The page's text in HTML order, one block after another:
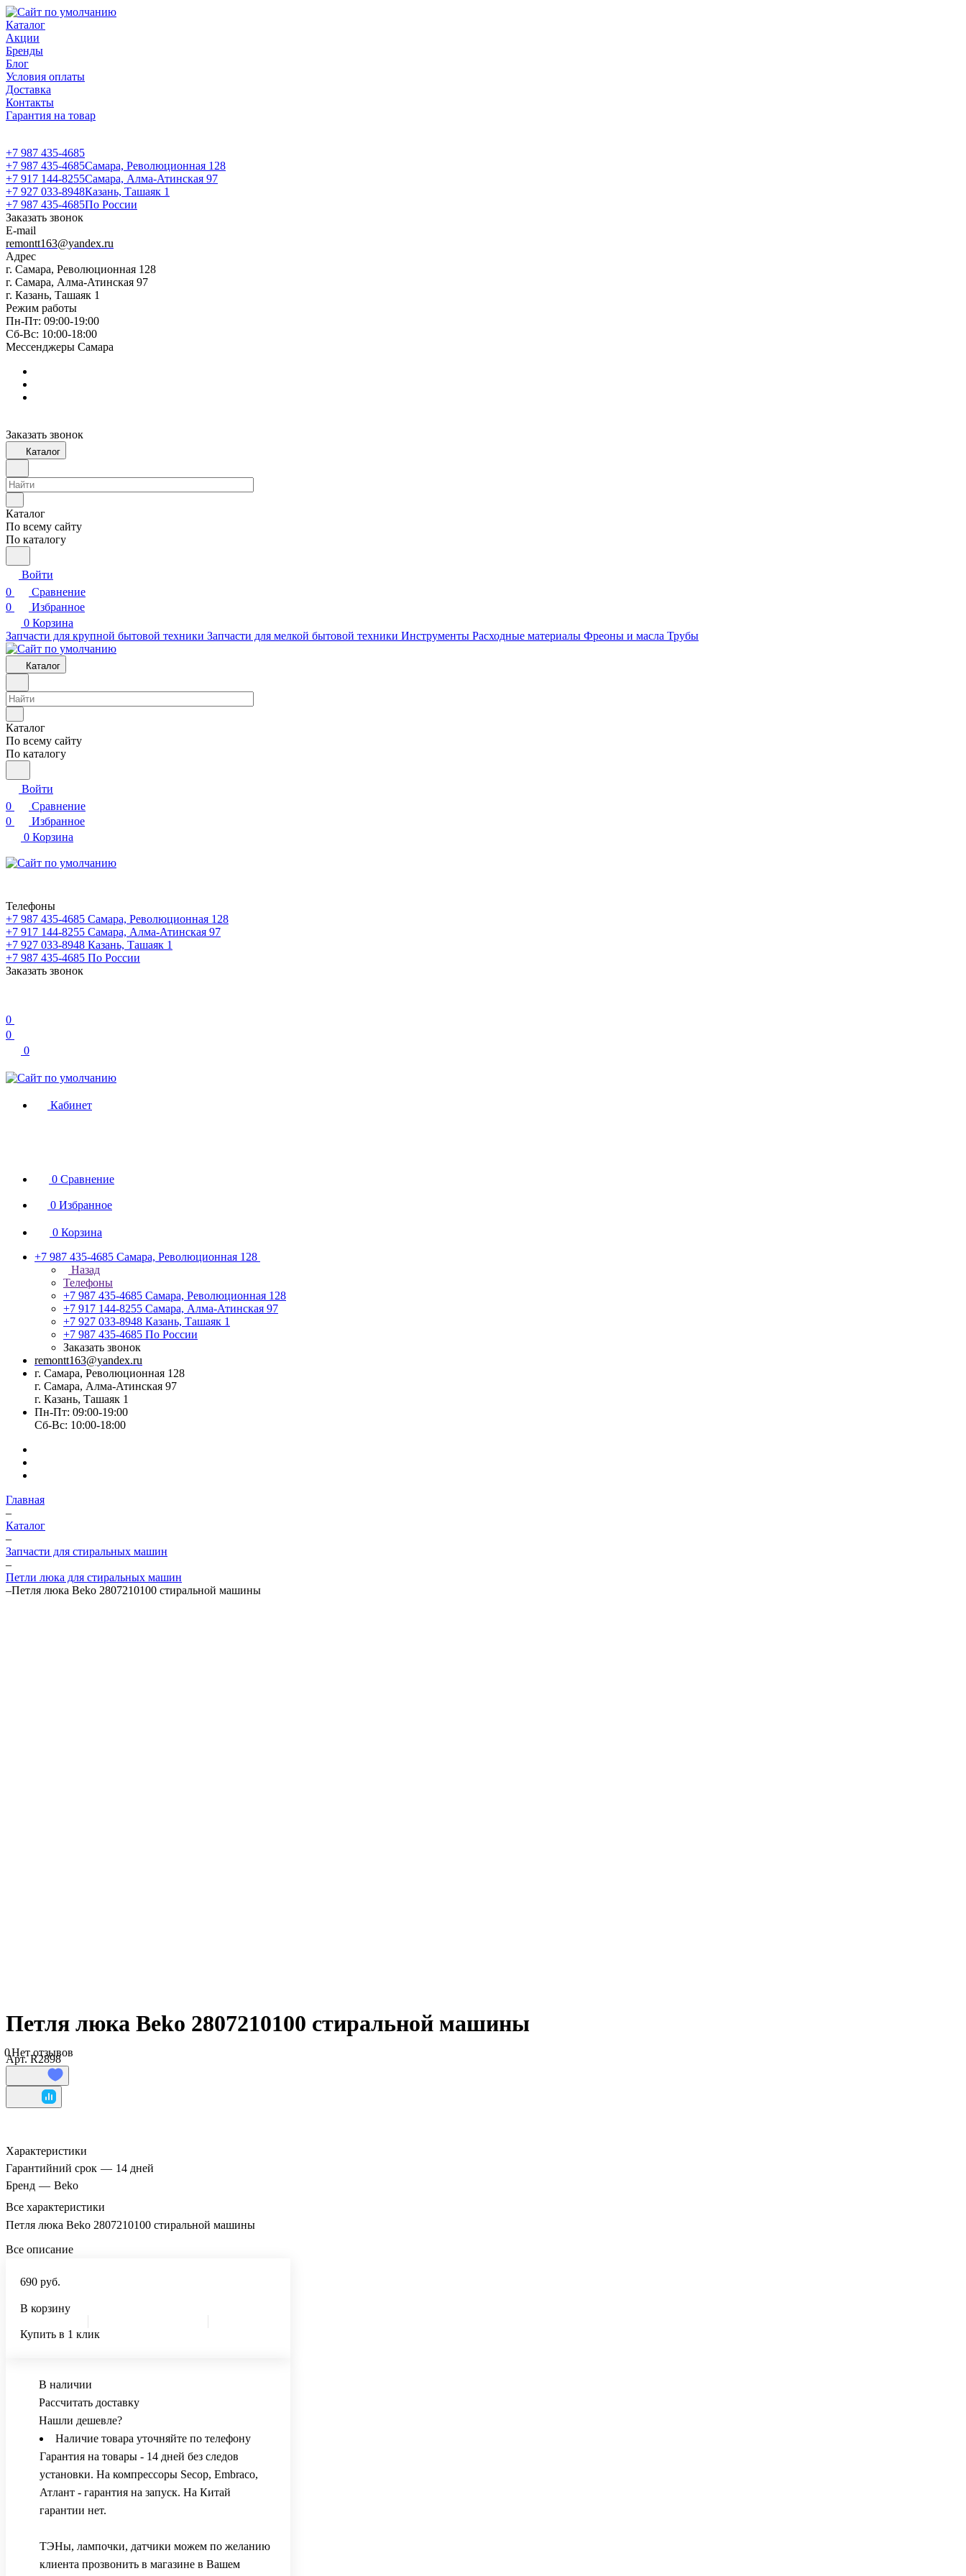
Каталог
Акции
Бренды
Блог
Условия оплаты
Доставка
Контакты
Гарантия на товар
+7 987 435-4685
+7 987 435-4685Самара, Революционная 128
+7 917 144-8255Самара, Алма-Атинская 97
+7 927 033-8948Казань, Ташаяк 1
+7 987 435-4685По России
Заказать звонок
E-mail
remontt163@yandex.ru
Адрес
г. Самара, Революционная 128
г. Самара, Алма-Атинская 97
г. Казань, Ташаяк 1
Режим работы
Пн-Пт: 09:00-19:00
Сб-Вс: 10:00-18:00
Мессенджеры Самара
Заказать звонок
Каталог
Каталог
По всему сайту
По каталогу
Войти
0
Сравнение
0
Избранное
0 Корзина
Запчасти для крупной бытовой техники Запчасти для мелкой бытовой техники Инструменты Расходные материалы Фреоны и масла Трубы
Каталог
Каталог
По всему сайту
По каталогу
Войти
0
Сравнение
0
Избранное
0 Корзина
Телефоны
+7 987 435-4685 Самара, Революционная 128
+7 917 144-8255 Самара, Алма-Атинская 97
+7 927 033-8948 Казань, Ташаяк 1
+7 987 435-4685 По России
Заказать звонок
0
0
0
Кабинет
0 Сравнение
0 Избранное
0 Корзина
+7 987 435-4685 Самара, Революционная 128
Назад
Телефоны
+7 987 435-4685 Самара, Революционная 128
+7 917 144-8255 Самара, Алма-Атинская 97
+7 927 033-8948 Казань, Ташаяк 1
+7 987 435-4685 По России
Заказать звонок
remontt163@yandex.ru
г. Самара, Революционная 128
г. Самара, Алма-Атинская 97
г. Казань, Ташаяк 1
Пн-Пт: 09:00-19:00
Сб-Вс: 10:00-18:00
Главная
–
Каталог
–
Запчасти для стиральных машин
–
Петли люка для стиральных машин
–Петля люка Beko 2807210100 стиральной машины
Петля люка Beko 2807210100 стиральной машины
0Нет отзывов
Арт.R2898
Характеристики
Гарантийний срок — 14 дней
Бренд — Beko
Все характеристики
Петля люка Beko 2807210100 стиральной машины
Все описание
690 руб.
В корзину
Купить в 1 клик
В наличии
Рассчитать доставку
Нашли дешевле?
Наличие товара уточняйте по телефону
Гарантия на товары - 14 дней без следов
установки. На компрессоры Secop, Embraco,
Атлант - гарантия на запуск. На Китай
гарантии нет.
ТЭНы, лампочки, датчики можем по желанию
клиента прозвонить в магазине в Вашем